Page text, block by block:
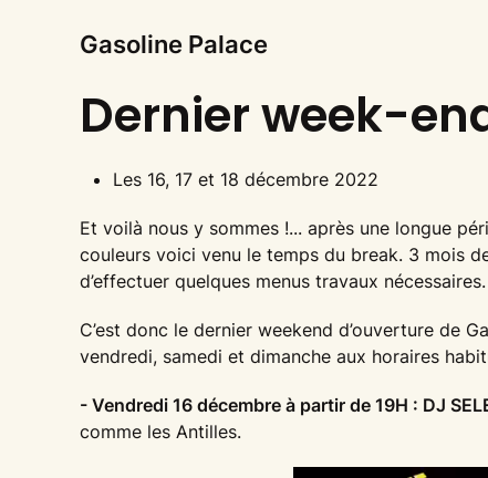
Gasoline Palace
Dernier week-
Les 16, 17 et 18 décembre 2022
Et voilà nous y sommes !... après une longue
couleurs voici venu le temps du break. 3 mois
d’effectuer quelques menus travaux nécessaires.
C’est donc le dernier weekend d’ouverture de
vendredi, samedi et dimanche aux horaires
- Vendredi 16 décembre à partir de 19H : DJ
comme les Antilles.